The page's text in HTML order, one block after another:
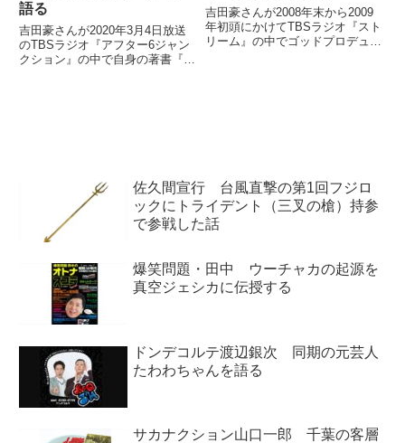
語る
吉田豪さんが2020年3月4日放送
のTBSラジオ『アフター6ジャン
クション』の中で自身の著書『書
吉田豪さんが2008年末から2009
年初頭にかけてTBSラジオ『スト
リーム』の中でゴッドプロデュー
佐久間宣行 台風直撃の第1回フジロ
ックにトライデント（三叉の槍）持参
で参戦した話
爆笑問題・田中 ウーチャカの起源を
真空ジェシカに伝授する
ドンデコルテ渡辺銀次 同期の元芸人
たわわちゃんを語る
サカナクション山口一郎 千葉の客層